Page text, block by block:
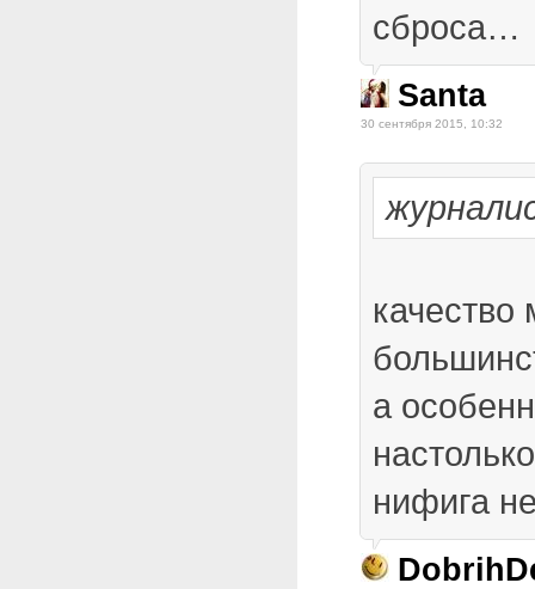
сброса…
Santa
30 сентября 2015, 10:32
качество
а
нифига